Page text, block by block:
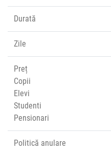
Durată
Zile
Preț
Copii
Elevi
Studenti
Pensionari
Politică anulare